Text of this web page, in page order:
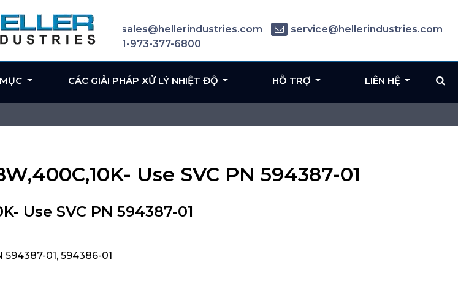
Use SVC PN 594387-01
Use SVC PN 594387-01
594387-01, 594386-01
sales@hellerindustries.com
service@hellerindustries.com
1-973-377-6800
CÁC GIẢI PHÁP XỬ LÝ NHIỆT ĐỘ HỖ TRỢ LIÊN HỆ